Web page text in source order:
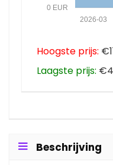
0 EUR
2026-03
Hoogste prijs:
Laagste prijs:
Beschrijving